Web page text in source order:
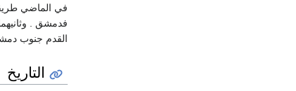
في الماضي
فدمشق .
القدم جنوب
التاريخ